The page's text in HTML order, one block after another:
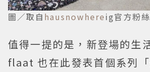
圖／取自 hausnowhereig官方粉
值得一提的是，新登場的生
flaat 也在此發表首個系列「